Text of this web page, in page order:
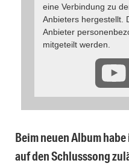
eine Verbindung zu
Anbieters hergestellt.
Anbieter
mitgeteilt werden.
Beim neuen Album
auf den Schlusssong